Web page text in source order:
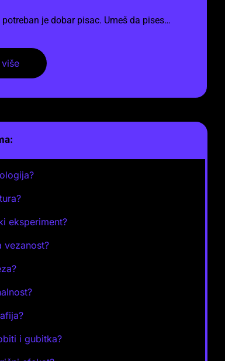
je dobar pisac. Umeš da pises…
više
eksperiment?
vezanost?
i gubitka?